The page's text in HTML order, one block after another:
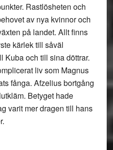
Rastlösheten och
av nya kvinnor och
på landet. Allt finns
kärlek till såväl
Kuba och till sina döttrar.
liv som Magnus
fånga. Afzelius bortgång
Betyget hade
varit mer dragen till hans